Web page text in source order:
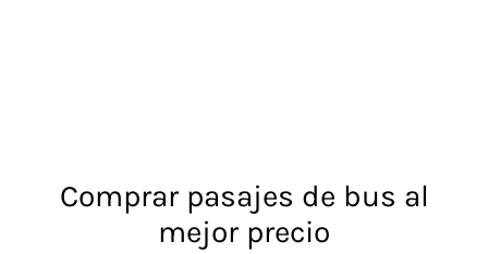
Comprar pasajes de bus al
mejor precio